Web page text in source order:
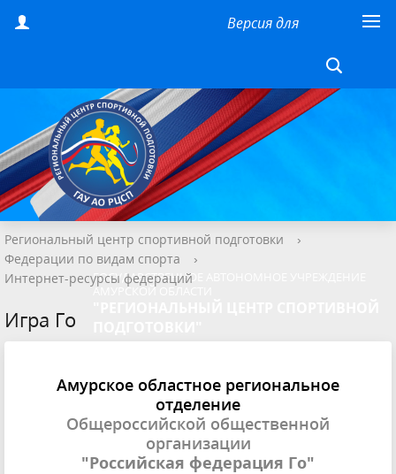
Версия для
ГОСУДАРСТВЕННОЕ АВТОНОМНОЕ УЧРЕЖДЕНИЕ
АМУРСКОЙ ОБЛАСТИ
Региональный центр спортивной подготовки
›
Федерации по видам спорта
›
Интернет-ресурсы федераций
Игра Го
Амурское областное региональное
отделение
Общероссийской общественной
организации
"Российская федерация Го"